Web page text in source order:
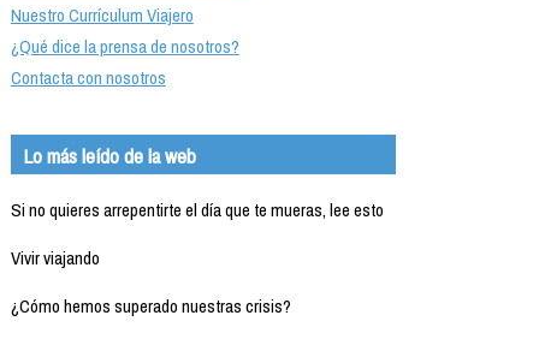
Nuestro Currículum Viajero
¿Qué dice la prensa de nosotros?
Contacta con nosotros
Lo más leído de la web
Si no quieres arrepentirte el día que te mueras, lee esto
Vivir viajando
¿Cómo hemos superado nuestras crisis?